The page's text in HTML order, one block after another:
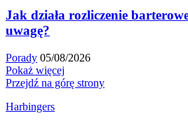
Jak działa rozliczenie
uwagę?
Porady 05/08/2026
Pokaż więcej
Przejdź na górę strony
Harbingers